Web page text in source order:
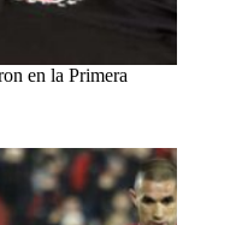
en la Primera